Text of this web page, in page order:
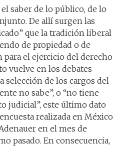
saber de lo público, de lo
De allí surgen las
que la tradición liberal
de propiedad o de
el ejercicio del derecho
vuelve en los debates
selección de los cargos del
no sabe”, o “no tiene
judicial”, este último dato
realizada en México
en el mes de
pasado. En consecuencia,